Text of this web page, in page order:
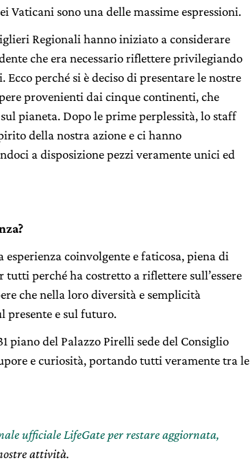
Vaticani sono una delle massime espressioni.
Regionali hanno iniziato a considerare
che era necessario riflettere privilegiando
perché si è deciso di presentare le nostre
provenienti dai cinque continenti, che
pianeta. Dopo le prime perplessità, lo staff
della nostra azione e ci hanno
a disposizione pezzi veramente unici ed
coinvolgente e faticosa, piena di
tutti perché ha costretto a riflettere sull’essere
che nella loro diversità e semplicità
presente e sul futuro.
piano del Palazzo Pirelli sede del Consiglio
e curiosità, portando tutti veramente tra le
ufficiale LifeGate per restare aggiornata,
attività.